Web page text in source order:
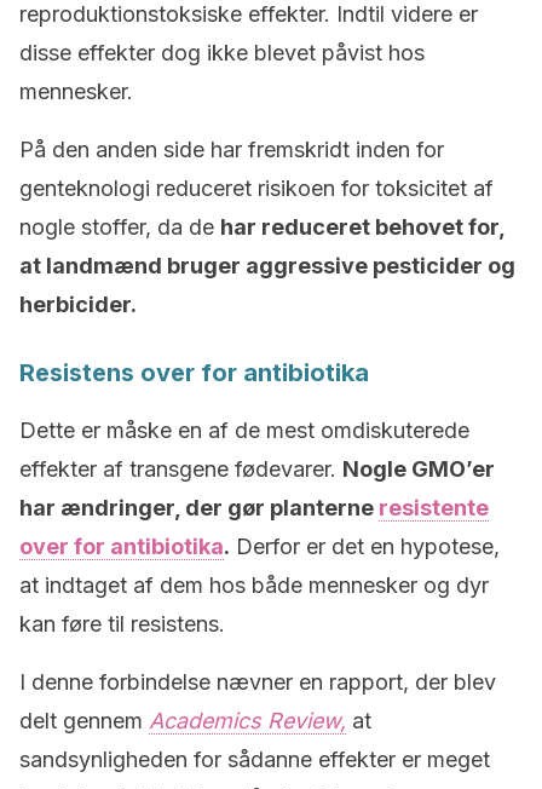
reproduktionstoksiske effekter. Indtil videre er
disse effekter dog ikke blevet påvist hos
mennesker.
På den anden side har fremskridt inden for
genteknologi reduceret risikoen for toksicitet af
nogle stoffer, da de har reduceret behovet for,
at landmænd bruger aggressive pesticider og
herbicider.
Resistens over for antibiotika
Dette er måske en af de mest omdiskuterede
effekter af transgene fødevarer. Nogle GMO’er
har ændringer, der gør planterne resistente
over for antibiotika. Derfor er det en hypotese,
at indtaget af dem hos både mennesker og dyr
kan føre til resistens.
I denne forbindelse nævner en rapport, der blev
delt gennem Academics Review, at
sandsynligheden for sådanne effekter er meget